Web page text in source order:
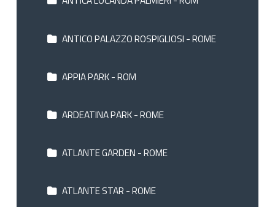
ANTICO PALAZZO ROSPIGLIOSI - ROME
APPIA PARK - ROM
ARDEATINA PARK - ROME
ATLANTE GARDEN - ROME
ATLANTE STAR - ROME